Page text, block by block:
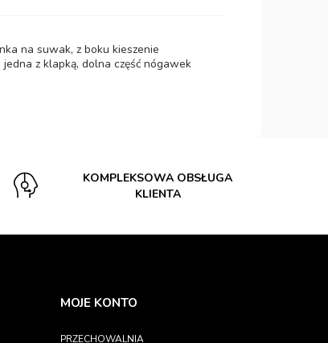
na suwak, z boku kieszenie
z klapką, dolna część nógawek
KOMPLEKSOWA OBSŁUGA
KLIENTA
MOJE KONTO
PRZECHOWALNIA